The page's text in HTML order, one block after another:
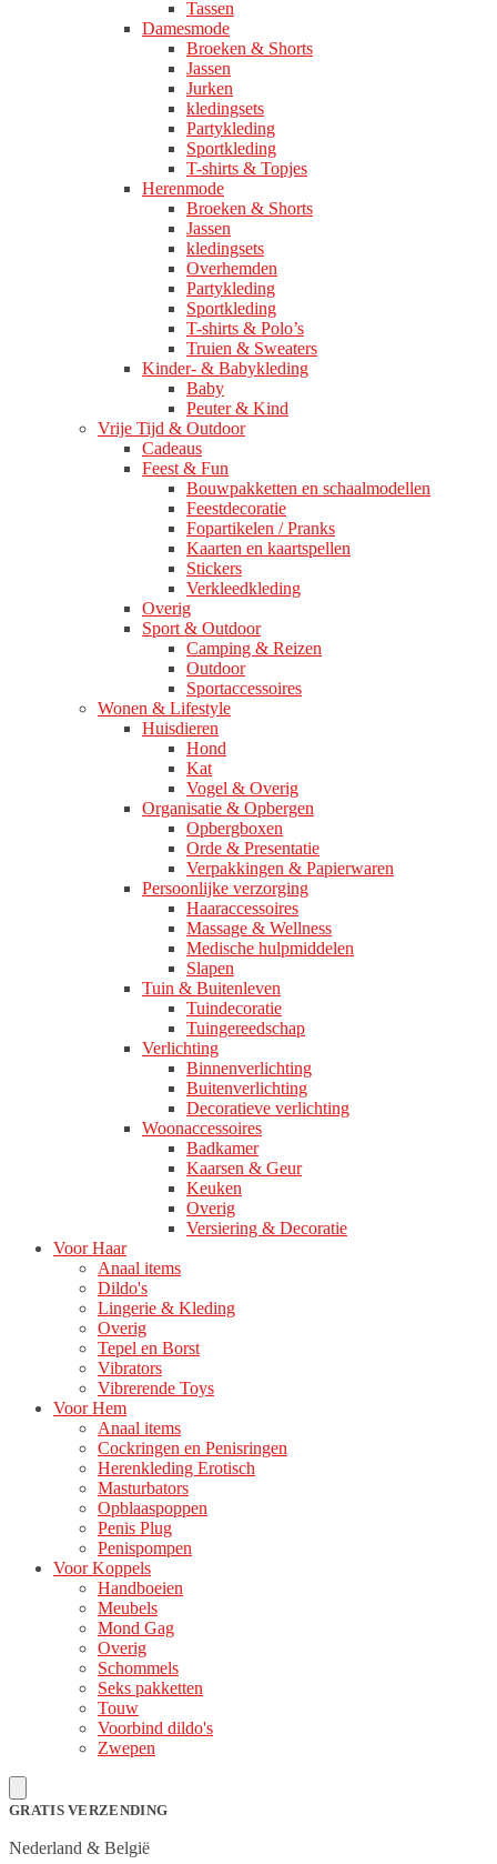
Tassen
Damesmode
Broeken & Shorts
Jassen
Jurken
kledingsets
Partykleding
Sportkleding
T-shirts & Topjes
Herenmode
Broeken & Shorts
Jassen
kledingsets
Overhemden
Partykleding
Sportkleding
T-shirts & Polo’s
Truien & Sweaters
Kinder- & Babykleding
Baby
Peuter & Kind
Vrije Tijd & Outdoor
Cadeaus
Feest & Fun
Bouwpakketten en schaalmodellen
Feestdecoratie
Fopartikelen / Pranks
Kaarten en kaartspellen
Stickers
Verkleedkleding
Overig
Sport & Outdoor
Camping & Reizen
Outdoor
Sportaccessoires
Wonen & Lifestyle
Huisdieren
Hond
Kat
Vogel & Overig
Organisatie & Opbergen
Opbergboxen
Orde & Presentatie
Verpakkingen & Papierwaren
Persoonlijke verzorging
Haaraccessoires
Massage & Wellness
Medische hulpmiddelen
Slapen
Tuin & Buitenleven
Tuindecoratie
Tuingereedschap
Verlichting
Binnenverlichting
Buitenverlichting
Decoratieve verlichting
Woonaccessoires
Badkamer
Kaarsen & Geur
Keuken
Overig
Versiering & Decoratie
Voor Haar
Anaal items
Dildo's
Lingerie & Kleding
Overig
Tepel en Borst
Vibrators
Vibrerende Toys
Voor Hem
Anaal items
Cockringen en Penisringen
Herenkleding Erotisch
Masturbators
Opblaaspoppen
Penis Plug
Penispompen
Voor Koppels
Handboeien
Meubels
Mond Gag
Overig
Schommels
Seks pakketten
Touw
Voorbind dildo's
Zwepen
GRATIS VERZENDING
Nederland & België